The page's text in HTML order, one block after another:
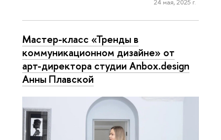
24 мая, 2025 г.
Мастер-класс «Тренды в
коммуникационном дизайне» от
арт-директора студии Anbox.design
Анны Плавской